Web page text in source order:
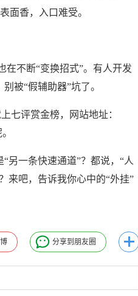
面香，入口难受。
在不断“变换招式”。有人开发
被“假辅助器”坑了。
七评赏金榜，网站地址：
另一条快速通道”？都说，“人
来吧，告诉我你心中的“外挂”
分享到朋友圈